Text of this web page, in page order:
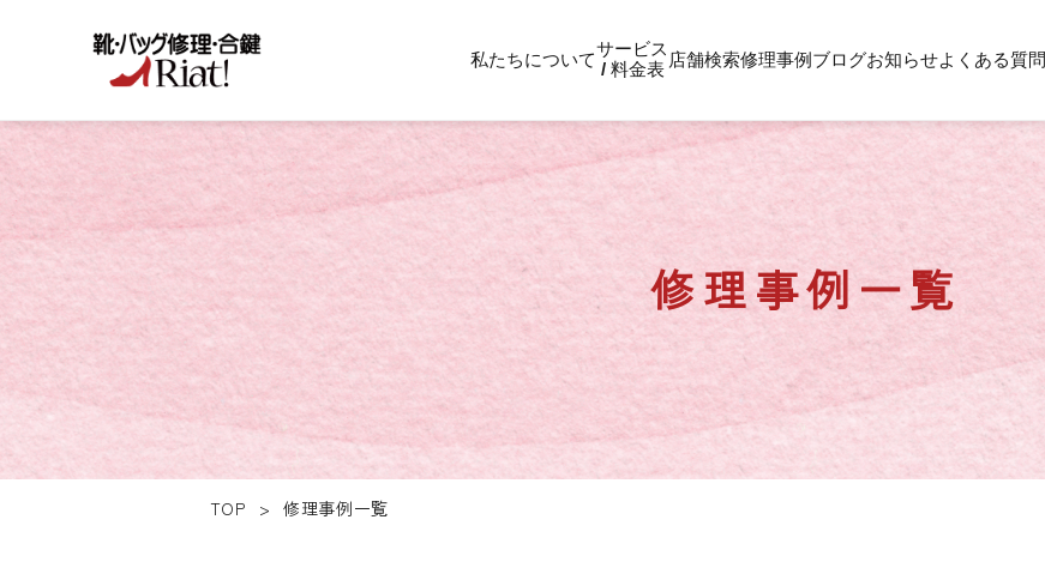
私たちについて
サービス
/ 料金表
店舗検索修理事例ブログお知らせよくある質問
修理事例一覧
TOP > 修理事例一覧